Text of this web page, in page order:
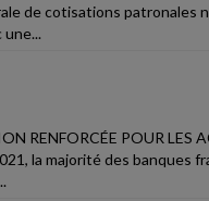
de cotisations patronales
RENFORCÉE POUR LES
la majorité des